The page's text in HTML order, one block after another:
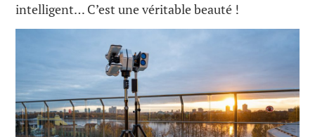
intelligent… C’est une véritable beauté !